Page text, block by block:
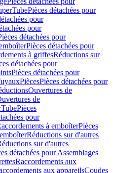
Pièces détachées pour
pour
pour
détachées pour
Pièces détachées pour
à griffesRéductions sur
détachées pour
Pièces détachées pour
PiècesPièces détachées pour
Ouvertures de
de
Pièces
pour
à emboîterPièces
Réductions sur d'autres
sur d'autres
détachées pour Assemblages
Raccordements aux
aux appareilsCoudes